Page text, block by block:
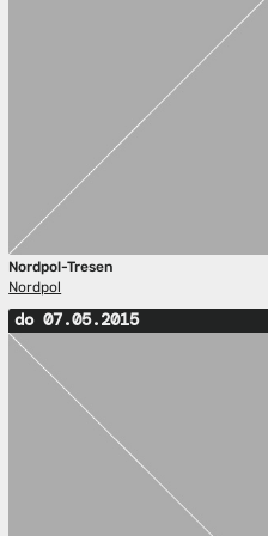
Nordpol-Tresen
Nordpol
do 07.05.2015